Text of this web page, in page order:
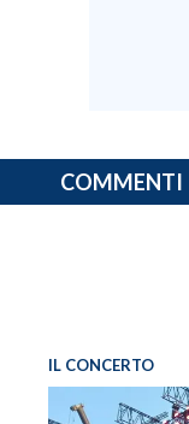
COMMENTI
IL CONCERTO